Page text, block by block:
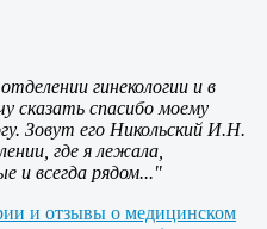
гинекологии и в
сказать спасибо моему
Зовут его Никольский И.Н.
где я лежала,
и всегда рядом..."
и отзывы о медицинском